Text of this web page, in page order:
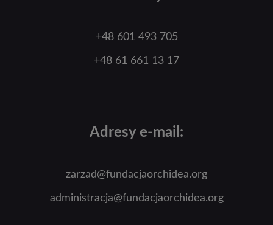
+48 601 493 705
+48 61 661 13 17
Adresy e-mail:
zarzad@fundacjaorchidea.org
administracja@fundacjaorchidea.org